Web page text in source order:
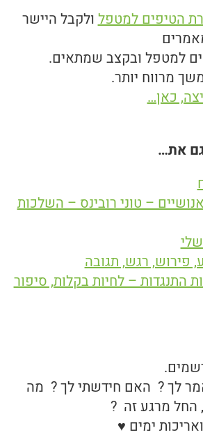
הטיפים למטפל ולקבל היישר
למטפל ובקצב שמתאים.
מרווח יותר.
כאן…
את…
האנושיים – טוני רובינס – השלכות
פירוש, רגש, תגובה
התנגדות – לחיות בקלות, סיפור
לך ? האם חידשתי לך ? מה
החל מרגע זה ?
ימים ♥